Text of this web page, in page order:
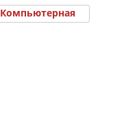
Компьютерная